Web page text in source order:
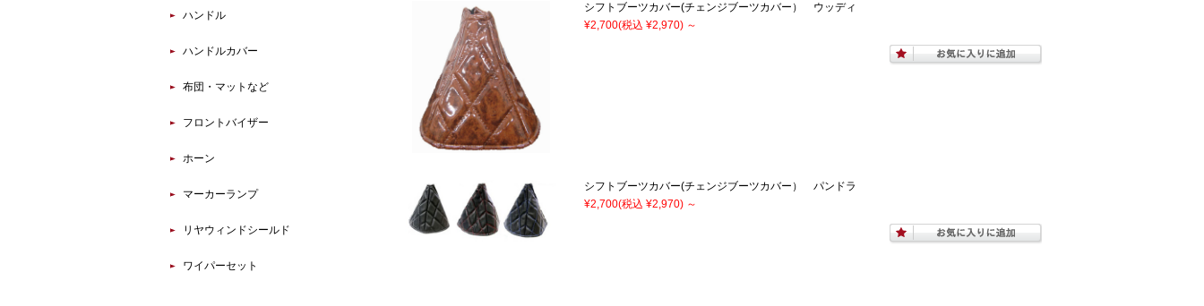
シフトブーツカバー(チェンジブーツカバー） ウッディ
¥2,700(税込 ¥2,970) ～
シフトブーツカバー(チェンジブーツカバー） パンドラ
¥2,700(税込 ¥2,970) ～
ハンドル
ハンドルカバー
布団・マットなど
フロントバイザー
ホーン
マーカーランプ
リヤウィンドシールド
ワイパーセット